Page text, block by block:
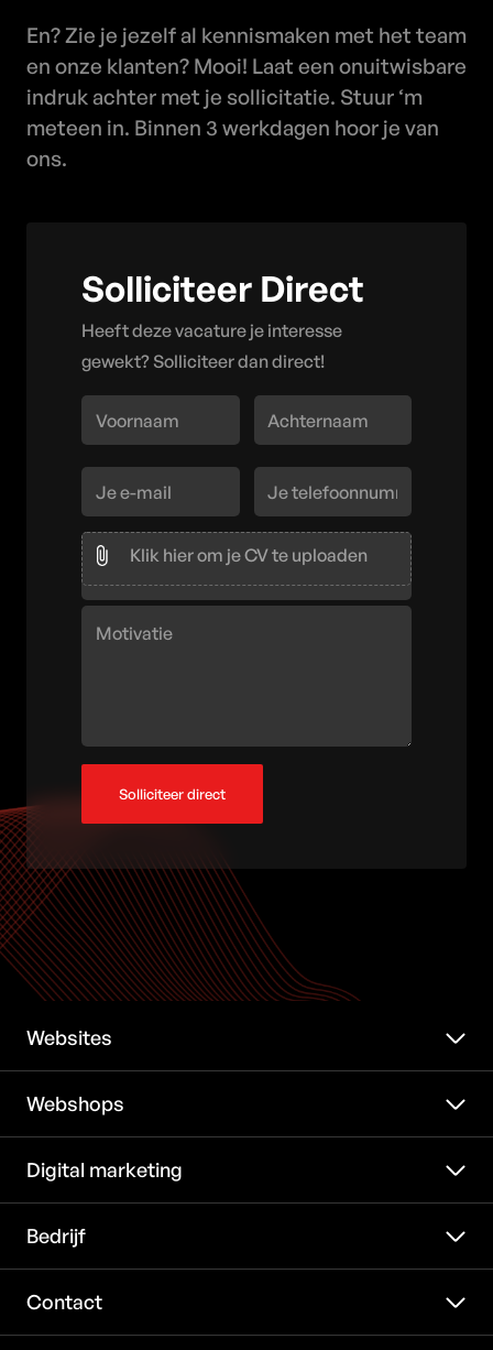
En? Zie je jezelf al kennismaken met het team
en onze klanten? Mooi! Laat een onuitwisbare
indruk achter met je sollicitatie. Stuur ‘m
meteen in. Binnen 3 werkdagen hoor je van
ons.
Solliciteer Direct
Heeft deze vacature je interesse
gewekt? Solliciteer dan direct!
Websites
Webshops
Digital marketing
Bedrijf
Contact